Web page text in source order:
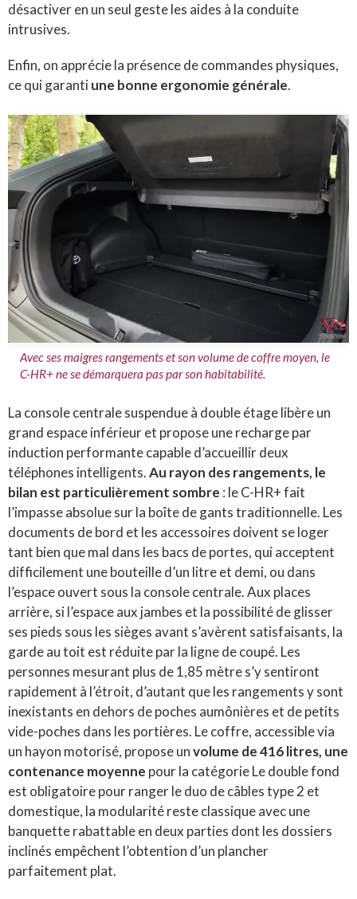
désactiver en un seul geste les aides à la conduite
intrusives.
Enfin, on apprécie la présence de commandes physiques,
ce qui garantiune bonne ergonomie générale.
Avec ses maigres rangements et son volume de coffre moyen, le
C-HR+ ne se démarquera pas par son habitabilité.
La console centrale suspendue à double étage libère un
grand espace inférieur et propose une recharge par
induction performante capable d’accueillir deux
téléphones intelligents.Au rayon des rangements, le
bilan est particulièrement sombre : le C-HR+ fait
l’impasse absolue sur la boîte de gants traditionnelle. Les
documents de bord et les accessoires doivent se loger
tant bien que mal dans les bacs de portes, qui acceptent
difficilement une bouteille d’un litre et demi, ou dans
l’espace ouvert sous la console centrale. Aux places
arrière, si l’espace aux jambes et la possibilité de glisser
ses pieds sous les sièges avant s’avèrent satisfaisants, la
garde au toit est réduite par la ligne de coupé. Les
personnes mesurant plus de 1,85 mètre s’y sentiront
rapidement à l’étroit, d’autant que les rangements y sont
inexistants en dehors de poches aumônières et de petits
vide-poches dans les portières. Le coffre, accessible via
un hayon motorisé, propose unvolume de 416 litres, une
contenance moyenne pour la catégorie Le double fond
est obligatoire pour ranger le duo de câbles type 2 et
domestique, la modularité reste classique avec une
banquette rabattable en deux parties dont les dossiers
inclinés empêchent l’obtention d’un plancher
parfaitement plat.